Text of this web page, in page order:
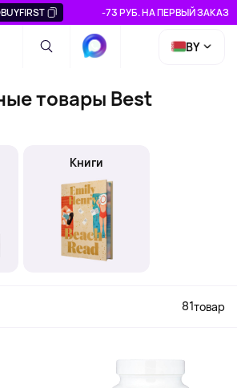
-73 РУБ. НА ПЕРВЫЙ ЗАКАЗ
BY
товары Best
Книги
81товар